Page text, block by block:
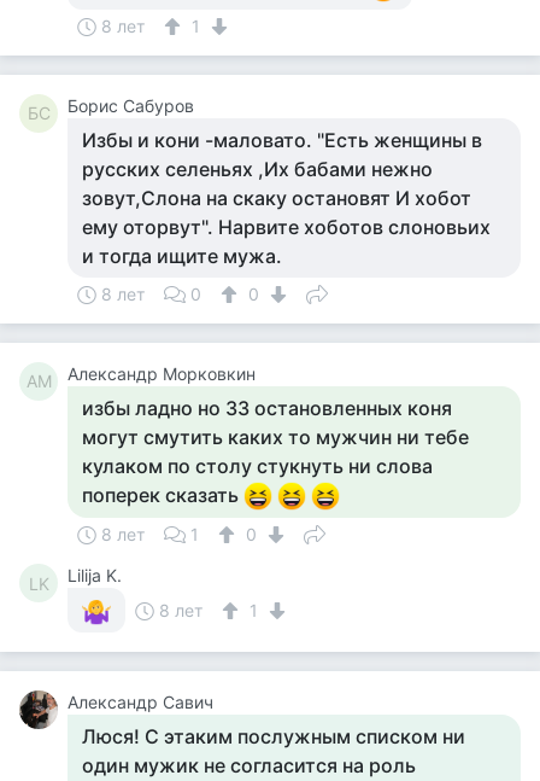
8 лет 1
БС Борис Сабуров
Избы и кони -маловато. "Есть женщины в
русских селеньях ,Их бабами нежно
зовут,Слона на скаку остановят И хобот
ему оторвут". Нарвите хоботов слоновьих
и тогда ищите мужа.
8 лет 0 0
АМ Александр Морковкин
избы ладно но 33 остановленных коня
могут смутить каких то мужчин ни тебе
кулаком по столу стукнуть ни слова
поперек сказать
8 лет 1 0
LK
Lilija K.
8 лет
1
Александр Савич
Люся! С этаким послужным списком ни
один мужик не согласится на роль